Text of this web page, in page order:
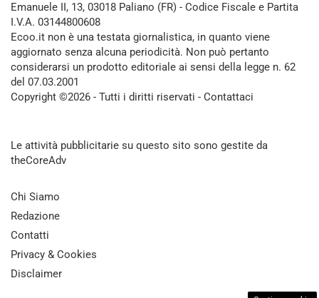
Emanuele II, 13, 03018 Paliano (FR) - Codice Fiscale e Partita
I.V.A. 03144800608
Ecoo.it non è una testata giornalistica, in quanto viene
aggiornato senza alcuna periodicità. Non può pertanto
considerarsi un prodotto editoriale ai sensi della legge n. 62
del 07.03.2001
Copyright ©2026 - Tutti i diritti riservati - Contattaci
Le attività pubblicitarie su questo sito sono gestite da
theCoreAdv
Chi Siamo
Redazione
Contatti
Privacy & Cookies
Disclaimer